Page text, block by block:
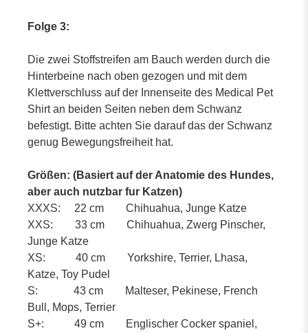
Folge 3:
Die zwei Stoffstreifen am Bauch werden durch die
Hinterbeine nach oben gezogen und mit dem
Klettverschluss auf der Innenseite des Medical Pet
Shirt an beiden Seiten neben dem Schwanz
befestigt. Bitte achten Sie darauf das der Schwanz
genug Bewegungsfreiheit hat.
Größen: (Basiert auf der Anatomie des Hundes,
aber auch nutzbar fur Katzen)
XXXS: 22 cm Chihuahua, Junge Katze
XXS: 33 cm Chihuahua, Zwerg Pinscher,
Junge Katze
XS: 40 cm Yorkshire, Terrier, Lhasa,
Katze, Toy Pudel
S: 43 cm Malteser, Pekinese, French
Bull, Mops, Terrier
S+: 49 cm Englischer Cocker spaniel,